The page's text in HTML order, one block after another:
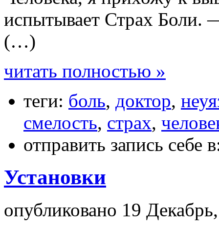
испытывает Страх Боли.
(…)
читать полностью »
теги: боль, доктор,
смелость, страх,
отправить запись себе
Установки
опубликовано 19